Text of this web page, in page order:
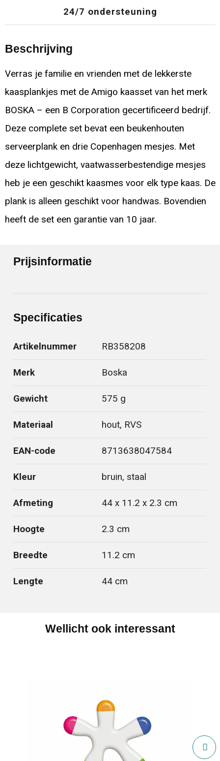
24/7 ondersteuning
Beschrijving
Verras je familie en vrienden met de lekkerste
kaasplankjes met de Amigo kaasset van het merk
BOSKA – een B Corporation gecertificeerd bedrijf.
Deze complete set bevat een beukenhouten
serveerplank en drie Copenhagen mesjes. Met
deze lichtgewicht, vaatwasserbestendige mesjes
heb je een geschikt kaasmes voor elk type kaas. De
plank is alleen geschikt voor handwas. Bovendien
heeft de set een garantie van 10 jaar.
Prijsinformatie
Specificaties
Artikelnummer RB358208
Merk Boska
Gewicht 575 g
Materiaal hout, RVS
EAN-code 8713638047584
Kleur bruin, staal
Afmeting 44 x 11.2 x 2.3 cm
Hoogte 2.3 cm
Breedte 11.2 cm
Lengte 44 cm
Wellicht ook interessant